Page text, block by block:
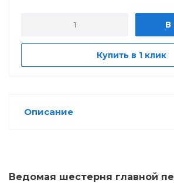
В
Купить в 1 клик
Описание
Ведомая шестерня главной